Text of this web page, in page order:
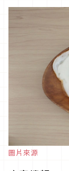
圖片來源